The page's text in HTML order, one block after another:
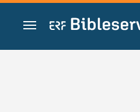
Zum Inhalt springen